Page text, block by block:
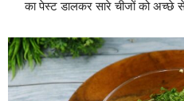
का पेस्ट डालकर सारे चीजों को अच्छे